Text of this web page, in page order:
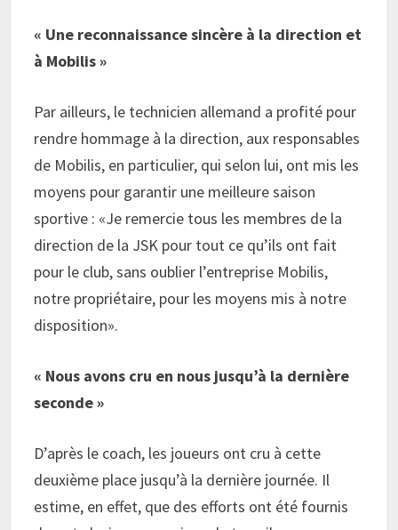
« Une reconnaissance sincère à la direction et
à Mobilis »
Par ailleurs, le technicien allemand a profité pour
rendre hommage à la direction, aux responsables
de Mobilis, en particulier, qui selon lui, ont mis les
moyens pour garantir une meilleure saison
sportive : «Je remercie tous les membres de la
direction de la JSK pour tout ce qu’ils ont fait
pour le club, sans oublier l’entreprise Mobilis,
notre propriétaire, pour les moyens mis à notre
disposition».
« Nous avons cru en nous jusqu’à la dernière
seconde »
D’après le coach, les joueurs ont cru à cette
deuxième place jusqu’à la dernière journée. Il
estime, en effet, que des efforts ont été fournis